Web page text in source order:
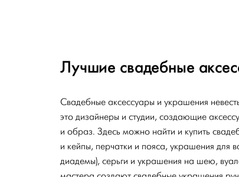
Лучшие свадебные
Свадебные аксессуары и украшения
это дизайнеры и студии, создающие
и образ. Здесь можно найти и купить
и кейпы, перчатки и пояса, украшения для
диадемы), серьги и украшения на шею,